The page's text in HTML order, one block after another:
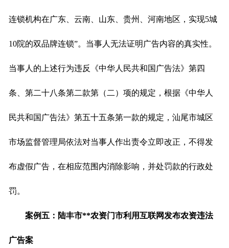
连锁机构在广东、云南、山东、贵州、河南地区，实现5城
10院的双品牌连锁”。当事人无法证明广告内容的真实性。
当事人的上述行为违反《中华人民共和国广告法》第四
条、第二十八条第二款第（二）项的规定，根据《中华人
民共和国广告法》第五十五条第一款的规定，汕尾市城区
市场监督管理局依法对当事人作出责令立即改正，不得发
布虚假广告，在相应范围内消除影响，并处罚款的行政处
罚。
案例五：陆丰市**农资门市利用互联网发布农资违法
广告案